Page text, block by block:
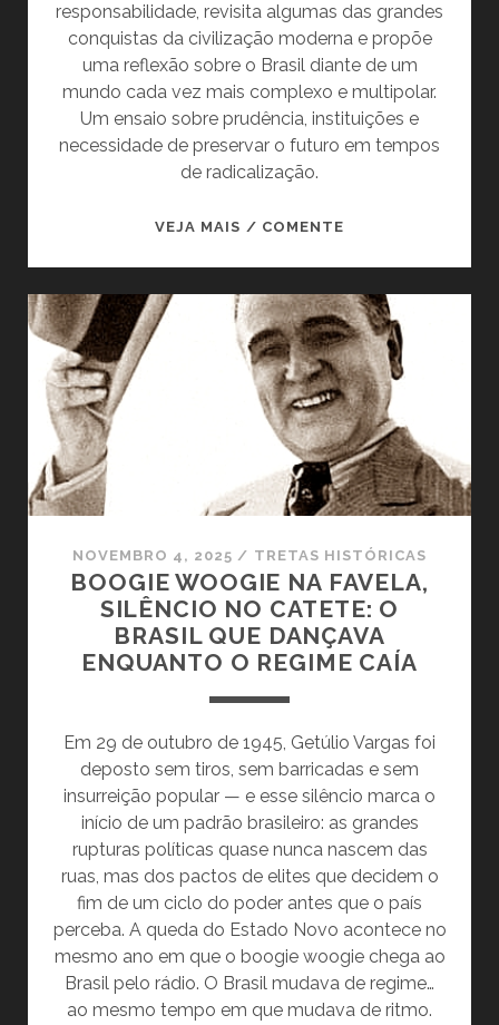
responsabilidade, revisita algumas das grandes
conquistas da civilização moderna e propõe
uma reflexão sobre o Brasil diante de um
mundo cada vez mais complexo e multipolar.
Um ensaio sobre prudência, instituições e
necessidade de preservar o futuro em tempos
de radicalização.
VEJA MAIS / COMENTEO
ATENDIMENTO
AOS
USUÁRIOS
DE
DROGAS
EM
AMSTERDÃ
TEM
A
VER
COM
A
POLÍTICA
BRASILEIRA?
NOVEMBRO 4, 2025 / TRETAS HISTÓRICAS
BOOGIE WOOGIE NA FAVELA,
SILÊNCIO NO CATETE: O
BRASIL QUE DANÇAVA
ENQUANTO O REGIME CAÍA
Em 29 de outubro de 1945, Getúlio Vargas foi
deposto sem tiros, sem barricadas e sem
insurreição popular — e esse silêncio marca o
início de um padrão brasileiro: as grandes
rupturas políticas quase nunca nascem das
ruas, mas dos pactos de elites que decidem o
fim de um ciclo do poder antes que o país
perceba. A queda do Estado Novo acontece no
mesmo ano em que o boogie woogie chega ao
Brasil pelo rádio. O Brasil mudava de regime…
ao mesmo tempo em que mudava de ritmo.